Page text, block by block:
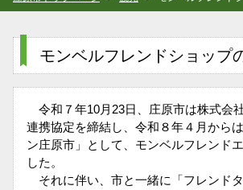
モンベルフレンドショップ
令和７年10月23日、庄原市は株式会
連携協定を締結し、令和８年４月から
ン庄原市」として、モンベルフレンド
した。
それに伴い、市と一緒に「フレンド